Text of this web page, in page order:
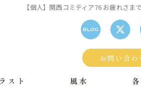
【個人】関西コミティア76 お疲れさま
お問い合
スト 風水